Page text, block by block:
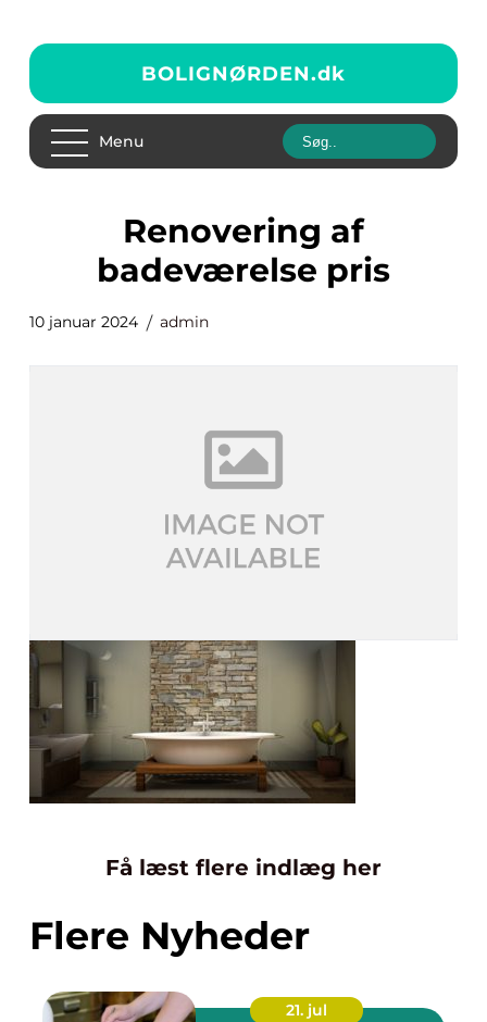
BOLIGNØRDEN.dk
Menu
renovering af
badeværelse pris
10 januar 2024 admin
Få læst flere indlæg her
Flere Nyheder
21. jul